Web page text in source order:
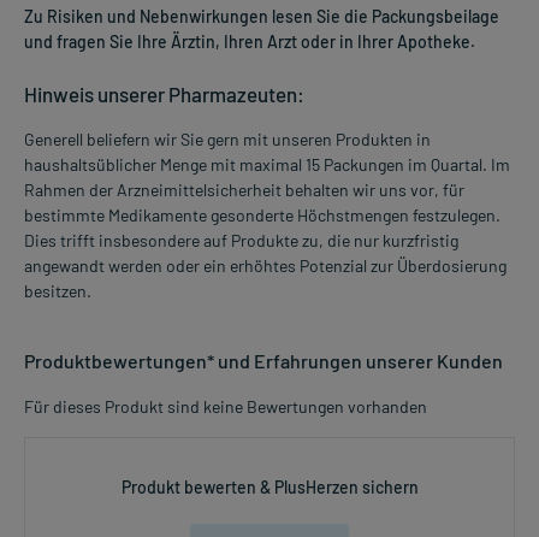
Zu Risiken und Nebenwirkungen lesen Sie die Packungsbeilage
und fragen Sie Ihre Ärztin, Ihren Arzt oder in Ihrer Apotheke.
Hinweis unserer Pharmazeuten:
Generell beliefern wir Sie gern mit unseren Produkten in
haushaltsüblicher Menge mit maximal 15 Packungen im Quartal. Im
Rahmen der Arzneimittelsicherheit behalten wir uns vor, für
bestimmte Medikamente gesonderte Höchstmengen festzulegen.
Dies trifft insbesondere auf Produkte zu, die nur kurzfristig
angewandt werden oder ein erhöhtes Potenzial zur Überdosierung
besitzen.
Produktbewertungen* und Erfahrungen unserer Kunden
Für dieses Produkt sind keine Bewertungen vorhanden
Produkt bewerten & PlusHerzen sichern